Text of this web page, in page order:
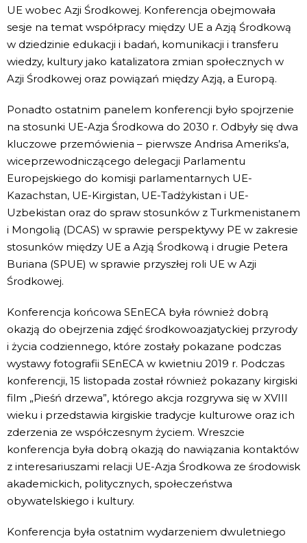
UE wobec Azji Środkowej. Konferencja obejmowała
sesje na temat współpracy między UE a Azją Środkową
w dziedzinie edukacji i badań, komunikacji i transferu
wiedzy, kultury jako katalizatora zmian społecznych w
Azji Środkowej oraz powiązań między Azją, a Europą.
Ponadto ostatnim panelem konferencji było spojrzenie
na stosunki UE-Azja Środkowa do 2030 r. Odbyły się dwa
kluczowe przemówienia – pierwsze Andrisa Ameriks’a,
wiceprzewodniczącego delegacji Parlamentu
Europejskiego do komisji parlamentarnych UE-
Kazachstan, UE-Kirgistan, UE-Tadżykistan i UE-
Uzbekistan oraz do spraw stosunków z Turkmenistanem
i Mongolią (DCAS) w sprawie perspektywy PE w zakresie
stosunków między UE a Azją Środkową i drugie Petera
Buriana (SPUE) w sprawie przyszłej roli UE w Azji
Środkowej.
Konferencja końcowa SEnECA była również dobrą
okazją do obejrzenia zdjęć środkowoazjatyckiej przyrody
i życia codziennego, które zostały pokazane podczas
wystawy fotografii SEnECA w kwietniu 2019 r. Podczas
konferencji, 15 listopada został również pokazany kirgiski
film „Pieśń drzewa”, którego akcja rozgrywa się w XVIII
wieku i przedstawia kirgiskie tradycje kulturowe oraz ich
zderzenia ze współczesnym życiem. Wreszcie
konferencja była dobrą okazją do nawiązania kontaktów
z interesariuszami relacji UE-Azja Środkowa ze środowisk
akademickich, politycznych, społeczeństwa
obywatelskiego i kultury.
Konferencja była ostatnim wydarzeniem dwuletniego